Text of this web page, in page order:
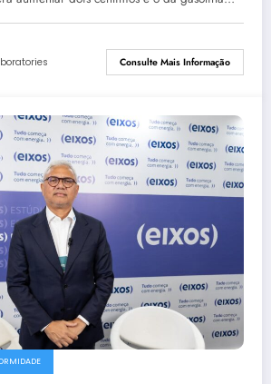
Consulte Mais Informação